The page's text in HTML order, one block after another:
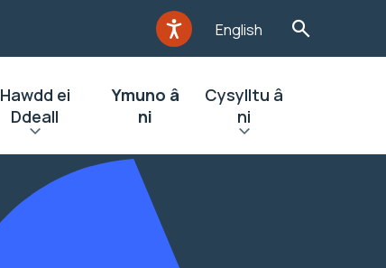
English
Hawdd ei
Ddeall
Ymuno â
ni
Cysylltu â
ni